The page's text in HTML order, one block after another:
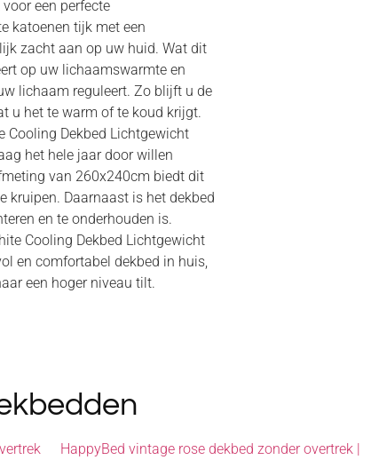
een perfecte
katoenen tijk met een
zacht aan op uw huid. Wat dit
op uw lichaamswarmte en
lichaam reguleert. Zo blijft u de
u het te warm of te koud krijgt.
Cooling Dekbed Lichtgewicht
het hele jaar door willen
van 260x240cm biedt dit
kruipen. Daarnaast is het dekbed
en te onderhouden is.
Cooling Dekbed Lichtgewicht
en comfortabel dekbed in huis,
een hoger niveau tilt.
HappyBed vintage rose dekbed zonder overtrek |